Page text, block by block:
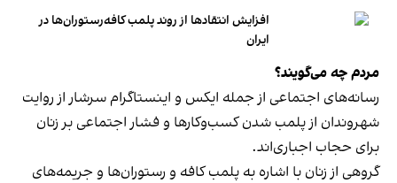
افزایش انتقادها از روند پلمب کافه‌رستوران‌ها در
ایران
مردم چه می‌گویند؟
رسانه‎‌های اجتماعی از جمله ایکس و اینستاگرام سرشار از روایت
شهروندان از پلمب شدن کسب‌وکارها و فشار اجتماعی بر زنان
برای حجاب اجباری‌اند.
گروهی از زنان با اشاره به پلمب کافه و رستوران‌ها و جریمه‌های